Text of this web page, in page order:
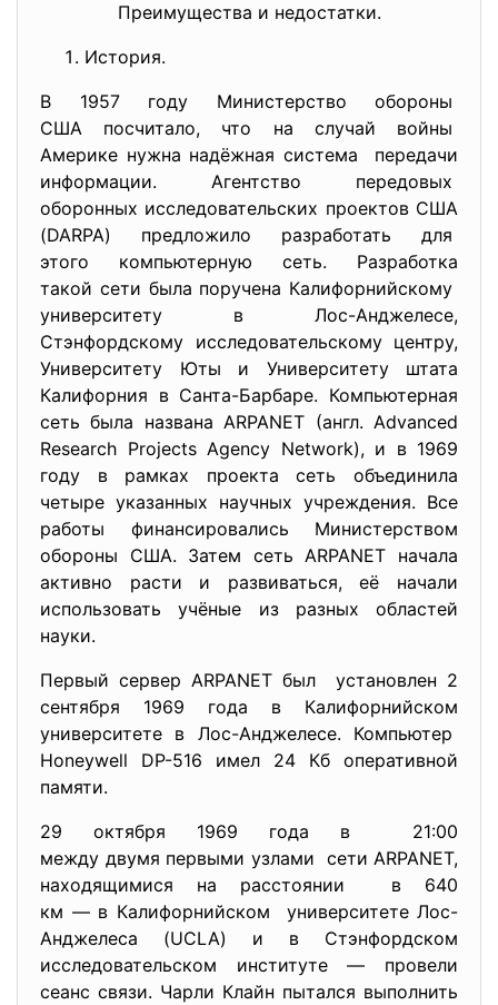
Преимущества и недостатки.
История.
В 1957 году Министерство обороны
США посчитало, что на случай войны
Америке нужна надёжная система передачи
информации. Агентство передовых
оборонных исследовательских проектов США
(DARPA) предложило разработать для
этого компьютерную сеть. Разработка
такой сети была поручена Калифорнийскому
университету в Лос-Анджелесе,
Стэнфордскому исследовательскому центру,
Университету Юты и Университету штата
Калифорния в Санта-Барбаре. Компьютерная
сеть была названа ARPANET (англ. Advanced
Research Projects Agency Network), и в 1969
году в рамках проекта сеть объединила
четыре указанных научных учреждения. Все
работы финансировались Министерством
обороны США. Затем сеть ARPANET начала
активно расти и развиваться, её начали
использовать учёные из разных областей
науки.
Первый сервер ARPANET был установлен 2
сентября 1969 года в Калифорнийском
университете в Лос-Анджелесе. Компьютер
Honeywell DP-516 имел 24 Кб оперативной
памяти.
29 октября 1969 года в 21:00
между двумя первыми узлами сети ARPANET,
находящимися на расстоянии в 640
км — в Калифорнийском университете Лос-
Анджелеса (UCLA) и в Стэнфордском
исследовательском институте — провели
сеанс связи. Чарли Клайн пытался выполнить